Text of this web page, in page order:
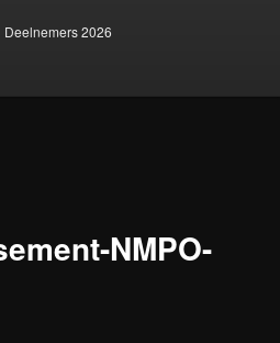
Deelnemers 2026
NMPO-